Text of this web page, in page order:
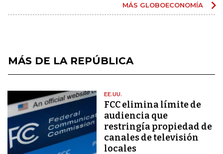
MÁS GLOBOECONOMÍA
MÁS DE LA REPÚBLICA
EE.UU.
FCC elimina límite de
audiencia que
restringía propiedad de
canales de televisión
locales